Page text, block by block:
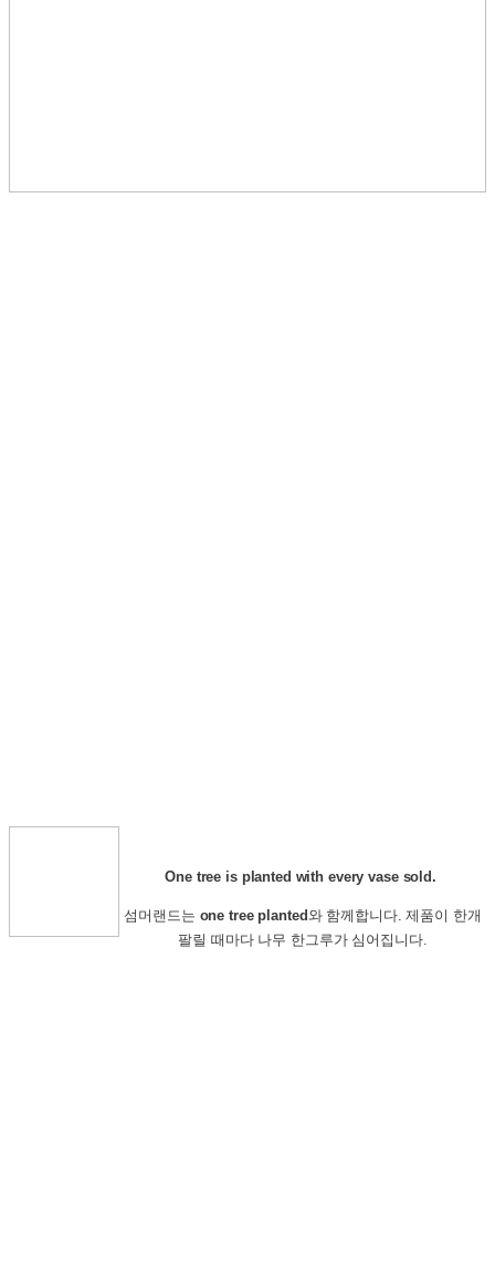
One tree is planted with every vase sold.
섬머랜드는 one tree planted와 함께합니다. 제품이 한개
팔릴 때마다 나무 한그루가 심어집니다.